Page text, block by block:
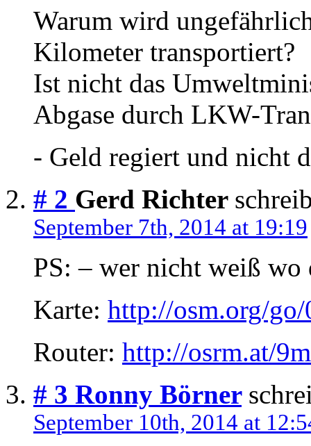
Warum wird
Kilometer transportiert?
Ist nicht das
Abgase durch LKW-
- Geld regiert und nicht
# 2 Gerd Richter
September 7th, 2014 at 19:19
PS: – wer nicht weiß wo
Karte: http://osm.org/
Router: http://osrm.at/
# 3 Ronny Börner
September 10th, 2014 at